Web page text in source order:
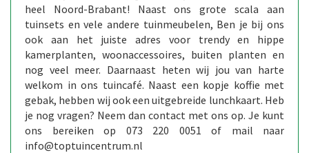
heel Noord-Brabant! Naast ons grote scala aan
tuinsets en vele andere tuinmeubelen, Ben je bij ons
ook aan het juiste adres voor trendy en hippe
kamerplanten, woonaccessoires, buiten planten en
nog veel meer. Daarnaast heten wij jou van harte
welkom in ons tuincafé. Naast een kopje koffie met
gebak, hebben wij ook een uitgebreide lunchkaart. Heb
je nog vragen? Neem dan contact met ons op. Je kunt
ons bereiken op 073 220 0051 of mail naar
info@toptuincentrum.nl